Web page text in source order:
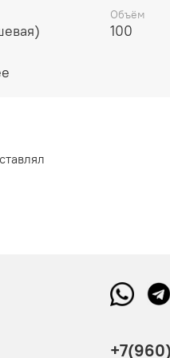
нотами ладана и
Объём
100